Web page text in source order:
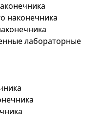
наконечника
лабораторные